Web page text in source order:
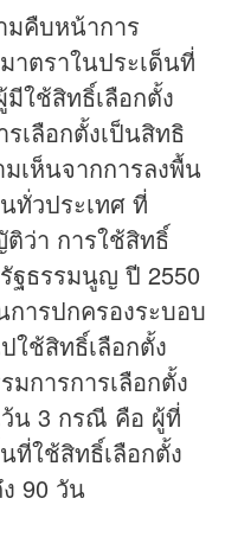
มคืบหน้าการ
ตราในประเด็นที่
ใช้สิทธิ์เลือกตั้ง
เลือกตั้งเป็นสิทธิ
เห็นจากการลงพื้น
ทั่วประเทศ ที่
ว่า การใช้สิทธิ์
ฐธรรมนูญ ปี 2550
ารปกครองระบอบ
ใช้สิทธิ์เลือกตั้ง
การการเลือกตั้ง
ว้น 3 กรณี คือ ผู้ที่
ที่ใช้สิทธิ์เลือกตั้ง
90 วัน